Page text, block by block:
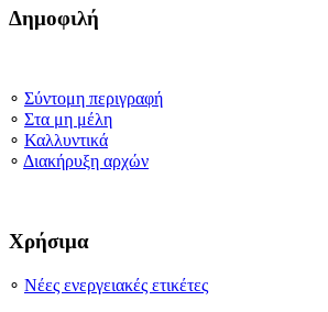
Δημοφιλή
∘ Σύντομη περιγραφή
∘ Στα μη μέλη
∘ Καλλυντικά
∘ Διακήρυξη αρχών
Χρήσιμα
∘ Νέες ενεργειακές ετικέτες